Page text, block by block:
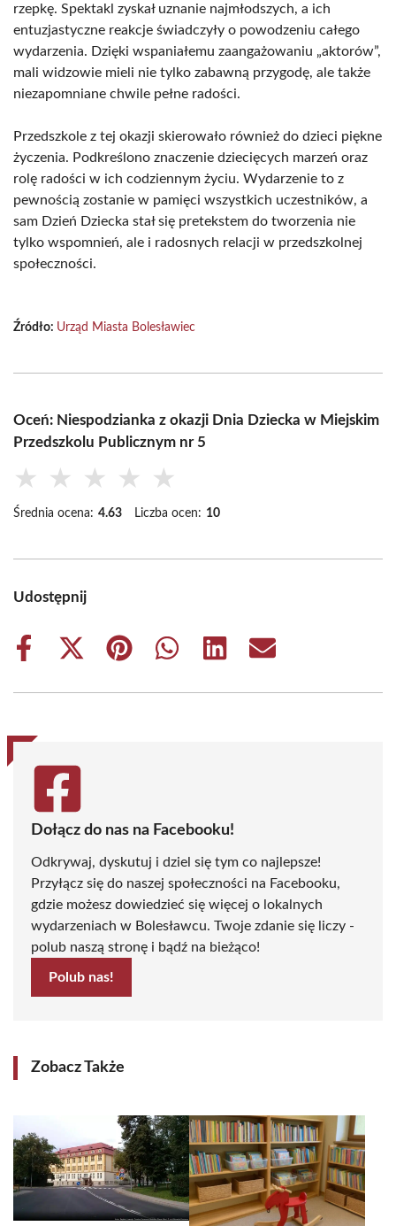
rzepkę. Spektakl zyskał uznanie najmłodszych, a ich
entuzjastyczne reakcje świadczyły o powodzeniu całego
wydarzenia. Dzięki wspaniałemu zaangażowaniu „aktorów”,
mali widzowie mieli nie tylko zabawną przygodę, ale także
niezapomniane chwile pełne radości.
Przedszkole z tej okazji skierowało również do dzieci piękne
życzenia. Podkreślono znaczenie dziecięcych marzeń oraz
rolę radości w ich codziennym życiu. Wydarzenie to z
pewnością zostanie w pamięci wszystkich uczestników, a
sam Dzień Dziecka stał się pretekstem do tworzenia nie
tylko wspomnień, ale i radosnych relacji w przedszkolnej
społeczności.
Źródło: Urząd Miasta Bolesławiec
Oceń: Niespodzianka z okazji Dnia Dziecka w Miejskim
Przedszkolu Publicznym nr 5
★ ★ ★ ★ ★
Średnia ocena: 4.63 Liczba ocen: 10
Udostępnij
Share
Share
(Twitter)
Share
Share
Share
Share
Dołącz do nas na Facebooku!
Odkrywaj, dyskutuj i dziel się tym co najlepsze!
Przyłącz się do naszej społeczności na Facebooku,
gdzie możesz dowiedzieć się więcej o lokalnych
wydarzeniach w Bolesławcu. Twoje zdanie się liczy -
polub naszą stronę i bądź na bieżąco!
Polub nas!
Zobacz Także